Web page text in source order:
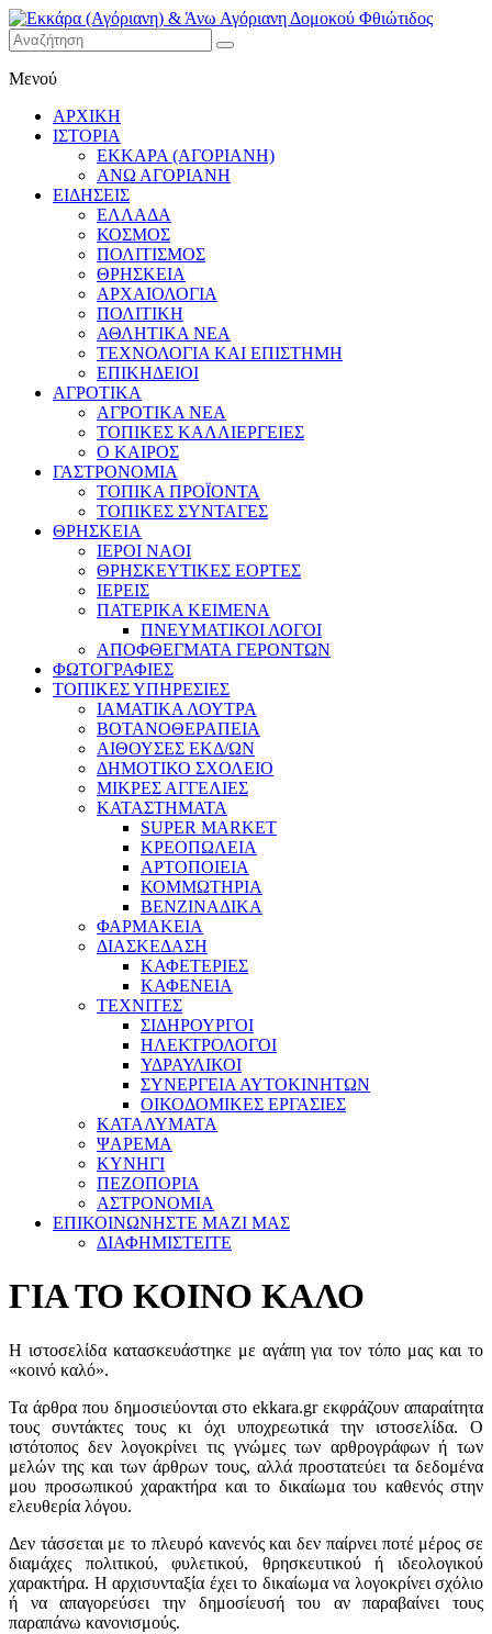
Εκκάρα
(Αγόριανη)
& Άνω
Αγόριανη
Δομοκού
Φθιώτιδος
Μενού
ΑΡΧΙΚΗ
ΙΣΤΟΡΙΑ
ΕΚΚΑΡΑ (ΑΓΟΡΙΑΝΗ)
ΑΝΩ ΑΓΟΡΙΑΝΗ
ΕΙΔΗΣΕΙΣ
ΕΛΛΑΔΑ
ΚΟΣΜΟΣ
ΠΟΛΙΤΙΣΜΟΣ
ΘΡΗΣΚΕΙΑ
ΑΡΧΑΙΟΛΟΓΙΑ
ΠΟΛΙΤΙΚΗ
ΑΘΛΗΤΙΚΑ ΝΕΑ
ΤΕΧΝΟΛΟΓΙΑ ΚΑΙ ΕΠΙΣΤΗΜΗ
ΕΠΙΚΗΔΕΙΟΙ
ΑΓΡΟΤΙΚΑ
ΑΓΡΟΤΙΚΑ ΝΕΑ
ΤΟΠΙΚΕΣ ΚΑΛΛΙΕΡΓΕΙΕΣ
Ο ΚΑΙΡΟΣ
ΓΑΣΤΡΟΝΟΜΙΑ
ΤΟΠΙΚΑ ΠΡΟΪΟΝΤΑ
ΤΟΠΙΚΕΣ ΣΥΝΤΑΓΕΣ
ΘΡΗΣΚΕΙΑ
IEPOI NAOI
ΘΡΗΣΚΕΥΤΙΚΕΣ ΕΟΡΤΕΣ
ΙΕΡΕΙΣ
ΠΑΤΕΡΙΚΑ ΚΕΙΜΕΝΑ
ΠΝΕΥΜΑΤΙΚΟΙ ΛΟΓΟΙ
ΑΠΟΦΘΕΓΜΑΤΑ ΓΕΡΟΝΤΩΝ
ΦΩΤΟΓΡΑΦΙΕΣ
ΤΟΠΙΚΕΣ ΥΠΗΡΕΣΙΕΣ
ΙΑΜΑΤΙΚΑ ΛΟΥΤΡΑ
ΒΟΤΑΝΟΘΕΡΑΠΕΙΑ
ΑΙΘΟΥΣΕΣ ΕΚΔ/ΩΝ
ΔΗΜΟΤΙΚΟ ΣΧΟΛΕΙΟ
ΜΙΚΡΕΣ ΑΓΓΕΛΙΕΣ
ΚΑΤΑΣΤΗΜΑΤΑ
SUPER MARKET
ΚΡΕΟΠΩΛΕΙΑ
ΑΡΤΟΠΟΙΕΙΑ
ΚΟΜΜΩΤΗΡΙΑ
ΒΕΝΖΙΝΑΔΙΚΑ
ΦΑΡΜΑΚΕΙΑ
ΔΙΑΣΚΕΔΑΣΗ
ΚΑΦΕΤΕΡΙΕΣ
ΚΑΦΕΝΕΙΑ
ΤΕΧΝΙΤΕΣ
ΣΙΔΗΡΟΥΡΓΟΙ
ΗΛΕΚΤΡΟΛΟΓΟΙ
ΥΔΡΑΥΛΙΚΟΙ
ΣΥΝΕΡΓΕΙΑ ΑΥΤΟΚΙΝΗΤΩΝ
ΟΙΚΟΔΟΜΙΚΕΣ ΕΡΓΑΣΙΕΣ
ΚΑΤΑΛΥΜΑΤΑ
ΨΑΡΕΜΑ
ΚΥΝΗΓΙ
ΠΕΖΟΠΟΡΙΑ
ΑΣΤΡΟΝΟΜΙΑ
ΕΠΙΚΟΙΝΩΝΗΣΤΕ ΜΑΖΙ ΜΑΣ
ΔΙΑΦΗΜΙΣΤΕΙΤΕ
ΓΙΑ ΤΟ ΚΟΙΝΟ ΚΑΛΟ
Η ιστοσελίδα κατασκευάστηκε με αγάπη για τον τόπο μας και το
«κοινό καλό».
Τα άρθρα που δημοσιεύονται στο ekkara.gr εκφράζουν απαραίτητα
τους συντάκτες τους κι όχι υποχρεωτικά την ιστοσελίδα. Ο
ιστότοπος δεν λογοκρίνει τις γνώμες των αρθρογράφων ή των
μελών της και των άρθρων τους, αλλά προστατεύει τα δεδομένα
μου προσωπικού χαρακτήρα και το δικαίωμα του καθενός στην
ελευθερία λόγου.
Δεν τάσσεται με το πλευρό κανενός και δεν παίρνει ποτέ μέρος σε
διαμάχες πολιτικού, φυλετικού, θρησκευτικού ή ιδεολογικού
χαρακτήρα. Η αρχισυνταξία έχει το δικαίωμα να λογοκρίνει σχόλιο
ή να απαγορεύσει την δημοσίευσή του αν παραβαίνει τους
παραπάνω κανονισμούς.